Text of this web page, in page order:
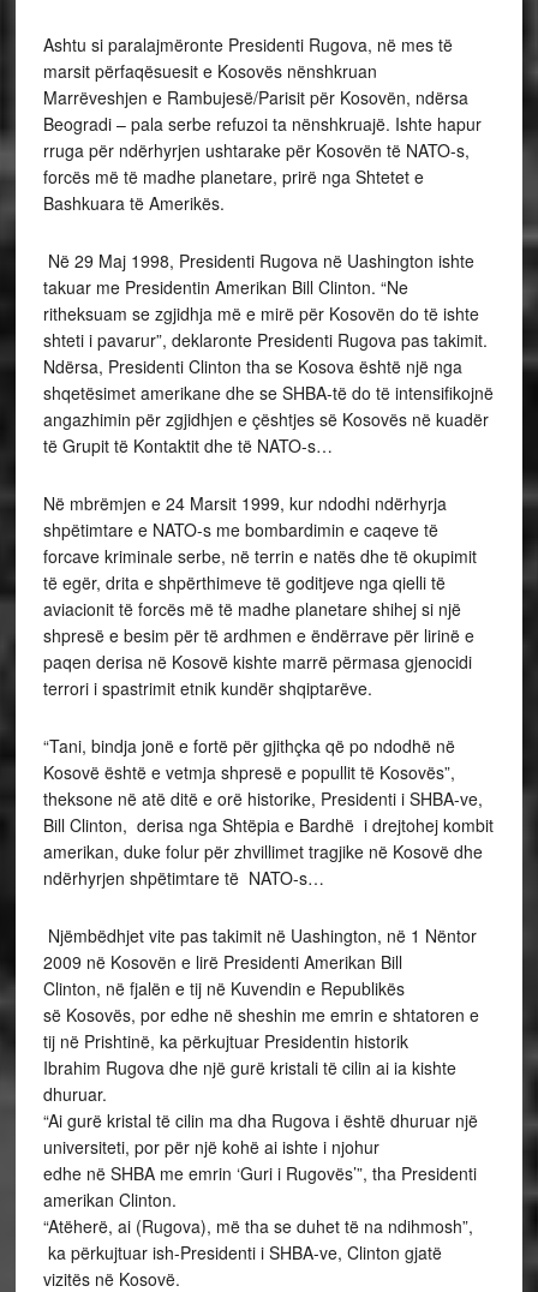
Ashtu si paralajmëronte Presidenti Rugova, në mes të
marsit përfaqësuesit e Kosovës nënshkruan
Marrëveshjen e Rambujesë/Parisit për Kosovën, ndërsa
Beogradi – pala serbe refuzoi ta nënshkruajë. Ishte hapur
rruga për ndërhyrjen ushtarake për Kosovën të NATO-s,
forcës më të madhe planetare, prirë nga Shtetet e
Bashkuara të Amerikës.
Në 29 Maj 1998, Presidenti Rugova në Uashington ishte
takuar me Presidentin Amerikan Bill Clinton. “Ne
ritheksuam se zgjidhja më e mirë për Kosovën do të ishte
shteti i pavarur”, deklaronte Presidenti Rugova pas takimit.
Ndërsa, Presidenti Clinton tha se Kosova është një nga
shqetësimet amerikane dhe se SHBA-të do të intensifikojnë
angazhimin për zgjidhjen e çështjes së Kosovës në kuadër
të Grupit të Kontaktit dhe të NATO-s…
Në mbrëmjen e 24 Marsit 1999, kur ndodhi ndërhyrja
shpëtimtare e NATO-s me bombardimin e caqeve të
forcave kriminale serbe, në terrin e natës dhe të okupimit
të egër, drita e shpërthimeve të goditjeve nga qielli të
aviacionit të forcës më të madhe planetare shihej si një
shpresë e besim për të ardhmen e ëndërrave për lirinë e
paqen derisa në Kosovë kishte marrë përmasa gjenocidi
terrori i spastrimit etnik kundër shqiptarëve.
“Tani, bindja jonë e fortë për gjithçka që po ndodhë në
Kosovë është e vetmja shpresë e popullit të Kosovës”,
theksone në atë ditë e orë historike, Presidenti i SHBA-ve,
Bill Clinton, derisa nga Shtëpia e Bardhë i drejtohej kombit
amerikan, duke folur për zhvillimet tragjike në Kosovë dhe
ndërhyrjen shpëtimtare të NATO-s…
Njëmbëdhjet vite pas takimit në Uashington, në 1 Nëntor
2009 në Kosovën e lirë Presidenti Amerikan Bill
Clinton, në fjalën e tij në Kuvendin e Republikës
së Kosovës, por edhe në sheshin me emrin e shtatoren e
tij në Prishtinë, ka përkujtuar Presidentin historik
Ibrahim Rugova dhe një gurë kristali të cilin ai ia kishte
dhuruar.
“Ai gurë kristal të cilin ma dha Rugova i është dhuruar një
universiteti, por për një kohë ai ishte i njohur
edhe në SHBA me emrin ‘Guri i Rugovës’”, tha Presidenti
amerikan Clinton.
“Atëherë, ai (Rugova), më tha se duhet të na ndihmosh”,
ka përkujtuar ish-Presidenti i SHBA-ve, Clinton gjatë
vizitës në Kosovë.